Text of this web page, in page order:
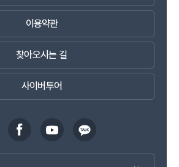
이용약관
찾아오시는 길
사이버투어